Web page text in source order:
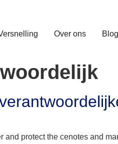
Over ons Blog
and protect the cenotes and